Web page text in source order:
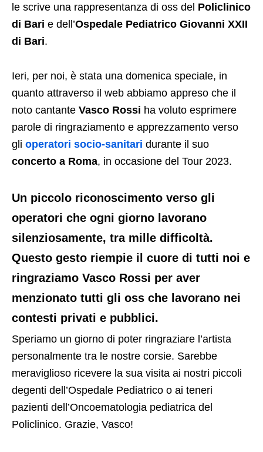
le scrive una rappresentanza di oss del Policlinico
di Bari e dell’Ospedale Pediatrico Giovanni XXII
di Bari.
Ieri, per noi, è stata una domenica speciale, in
quanto attraverso il web abbiamo appreso che il
noto cantante Vasco Rossi ha voluto esprimere
parole di ringraziamento e apprezzamento verso
gli operatori socio-sanitari durante il suo
concerto a Roma, in occasione del Tour 2023.
Un piccolo riconoscimento verso gli
operatori che ogni giorno lavorano
silenziosamente, tra mille difficoltà.
Questo gesto riempie il cuore di tutti noi e
ringraziamo Vasco Rossi per aver
menzionato tutti gli oss che lavorano nei
contesti privati e pubblici.
Speriamo un giorno di poter ringraziare l’artista
personalmente tra le nostre corsie. Sarebbe
meraviglioso ricevere la sua visita ai nostri piccoli
degenti dell’Ospedale Pediatrico o ai teneri
pazienti dell’Oncoematologia pediatrica del
Policlinico. Grazie, Vasco!